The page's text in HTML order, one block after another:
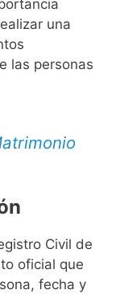
una
las personas
Civil de
oficial que
fecha y